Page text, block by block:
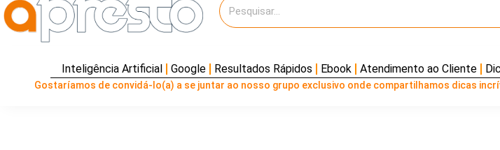
Inteligência Artificial Google Resultados Rápidos Ebook Atendimento ao Cliente
Gostaríamos de convidá-lo(a) a se juntar ao nosso grupo exclusivo onde compartilhamos dicas